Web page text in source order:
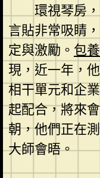
環視琴房
言貼非常吸睛
定與激勵。 包
現，近一年，
相干單元和企
起配合，將來
朝，他們正在
大師會晤。